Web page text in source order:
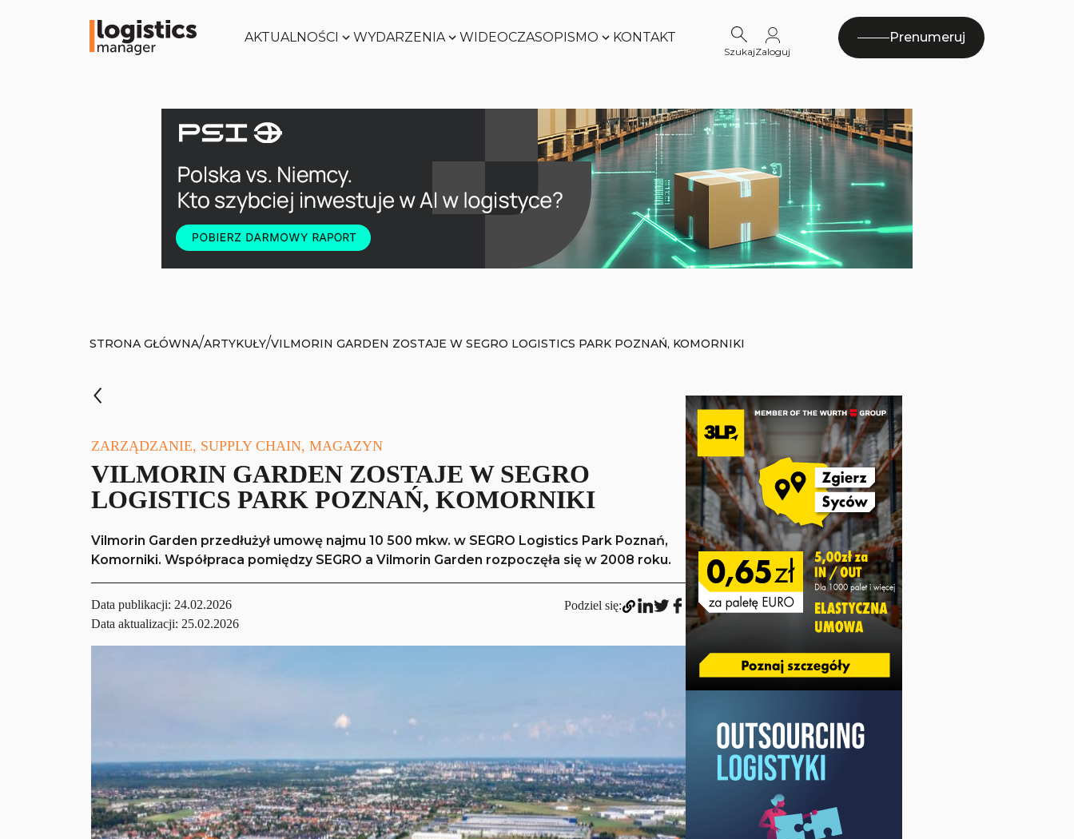
AKTUALNOŚCI WYDARZENIA
Zobacz
WIDEOCZASOPISMO
Zobacz
KONTAKT
SzukajZaloguj
Prenumeruj
Zobacz
STRONA GŁÓWNA/ARTYKUŁY/VILMORIN GARDEN ZOSTAJE W SEGRO LOGISTICS PARK POZNAŃ, KOMORNIKI
ZARZĄDZANIE, SUPPLY CHAIN, MAGAZYN
VILMORIN GARDEN ZOSTAJE W SEGRO
LOGISTICS PARK POZNAŃ, KOMORNIKI
Vilmorin Garden przedłużył umowę najmu 10 500 mkw. w SEGRO Logistics Park Poznań,
Komorniki. Współpraca pomiędzy SEGRO a Vilmorin Garden rozpoczęła się w 2008 roku.
Data publikacji: 24.02.2026
Data aktualizacji: 25.02.2026
Podziel się: